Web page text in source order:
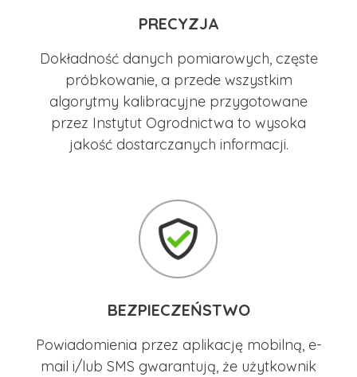
PRECYZJA
Dokładność danych pomiarowych, częste
próbkowanie, a przede wszystkim
algorytmy kalibracyjne przygotowane
przez Instytut Ogrodnictwa to wysoka
jakość dostarczanych informacji.
BEZPIECZEŃSTWO
Powiadomienia przez aplikację mobilną, e-
mail i/lub SMS gwarantują, że użytkownik